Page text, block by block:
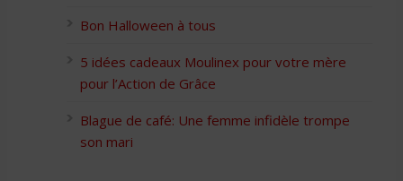
Bon Halloween à tous
5 idées cadeaux Moulinex pour votre mère
pour l’Action de Grâce
Blague de café: Une femme infidèle trompe
son mari